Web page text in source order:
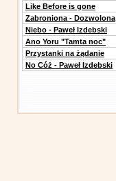
Like Before is gone
Zabroniona - Dozwolona
Niebo - Paweł Izdebski
Ano Yoru "Tamta noc"
Przystanki na żądanie
No Cóż - Paweł Izdebski